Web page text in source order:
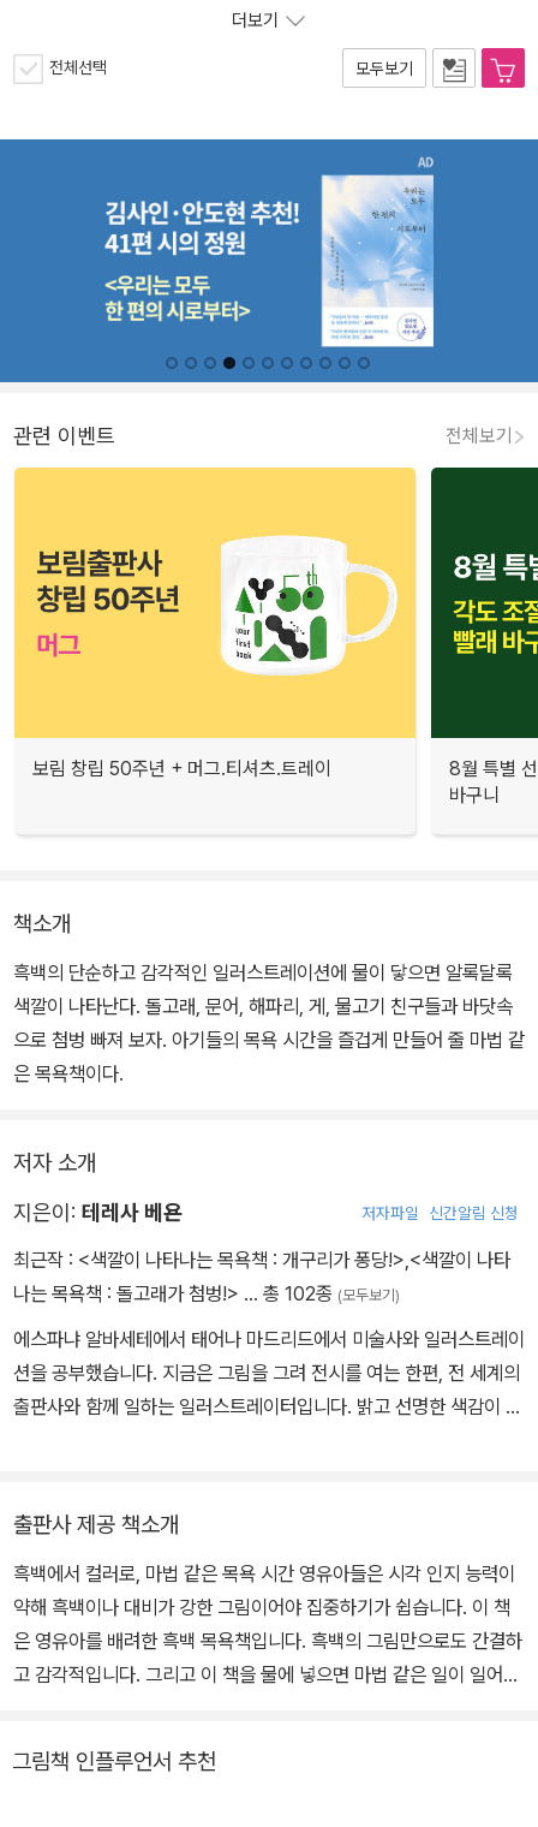
더보기
전체선택 모두보기
관련 이벤트 전체보기
보림 창립 50주년 + 머그.티셔츠.트레이
8월 특별
바구니
책소개
흑백의 단순하고 감각적인 일러스트레이션에 물이 닿으면 알록달록
색깔이 나타난다. 돌고래, 문어, 해파리, 게, 물고기 친구들과 바닷속
으로 첨벙 빠져 보자. 아기들의 목욕 시간을 즐겁게 만들어 줄 마법 같
은 목욕책이다.
저자 소개
지은이: 테레사 베욘 저자파일 신간알림 신청
최근작 : <색깔이 나타나는 목욕책 : 개구리가 퐁당!>,<색깔이 나타
나는 목욕책 : 돌고래가 첨벙!> … 총 102종 (모두보기)
에스파냐 알바세테에서 태어나 마드리드에서 미술사와 일러스트레이
션을 공부했습니다. 지금은 그림을 그려 전시를 여는 한편, 전 세계의
출판사와 함께 일하는 일러스트레이터입니다. 밝고 선명한 색감이 어
세상 세균과 바이러스》, 《쏙쏙 과학 세상 우리 몸》, 《똑똑한 표와 대
단한 그래프》, 《하품책》 등이 있습니다.
출판사 제공 책소개
흑백에서 컬러로, 마법 같은 목욕 시간 영유아들은 시각 인지 능력이
약해 흑백이나 대비가 강한 그림이어야 집중하기가 쉽습니다. 이 책
은 영유아를 배려한 흑백 목욕책입니다. 흑백의 그림만으로도 간결하
고 감각적입니다. 그리고 이 책을 물에 넣으면 마법 같은 일이 일어납
다. 물이 마르면 다시 흑백으로 돌아오기 때문에 반복적이고 영구적
그림책 인플루언서 추천